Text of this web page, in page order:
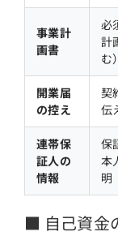
事業計
画書
必
計
む）
開業届
の控え
契
伝
連帯保
証人の
情報
保
本
明
■ 自己資金